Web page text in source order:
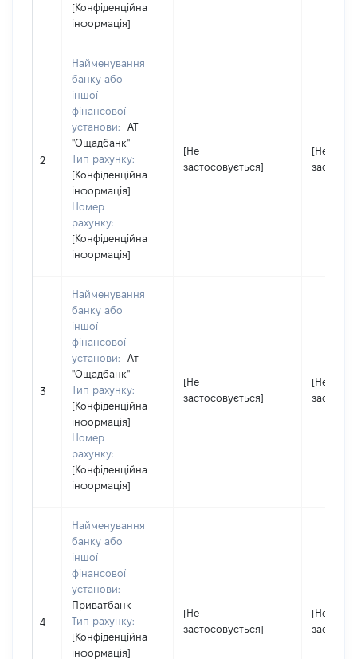
[Конфіденційна
інформація]
2
Найменування
банку або
іншої
фінансової
установи:
АТ
"Ощадбанк"
Тип рахунку:
[Конфіденційна
інформація]
Номер
рахунку:
[Конфіденційна
інформація]
[Не
застосовується]
[Не
3
Найменування
банку або
іншої
фінансової
установи:
Ат
"Ощадбанк"
Тип рахунку:
[Конфіденційна
інформація]
Номер
рахунку:
[Конфіденційна
інформація]
[Не
застосовується]
[Не
4
Найменування
банку або
іншої
фінансової
установи:
Приватбанк
Тип рахунку:
[Конфіденційна
інформація]
[Не
застосовується]
[Не